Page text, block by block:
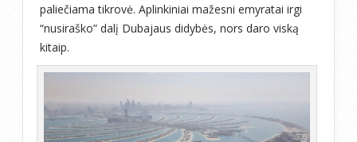
paliečiama tikrovė. Aplinkiniai mažesni emyratai irgi
“nusiraško” dalį Dubajaus didybės, nors daro viską
kitaip.